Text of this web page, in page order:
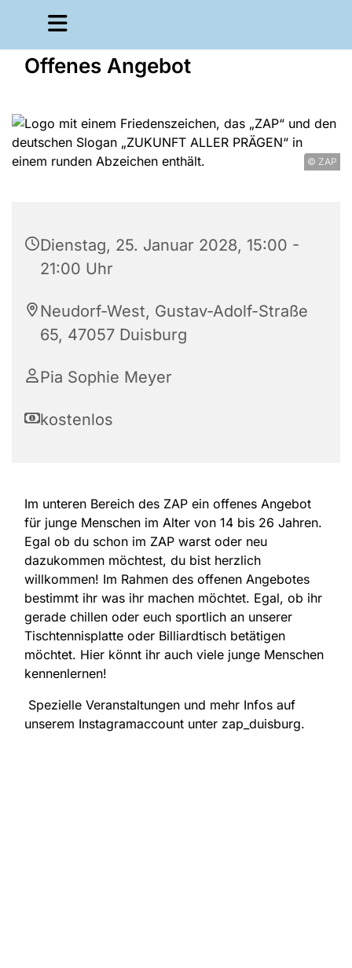
Offenes Angebot
© ZAP
Dienstag, 25. Januar 2028, 15:00 -
21:00 Uhr
Neudorf-West, Gustav-Adolf-Straße
65, 47057 Duisburg
Pia Sophie Meyer
kostenlos
Im unteren Bereich des ZAP ein offenes Angebot
für junge Menschen im Alter von 14 bis 26 Jahren.
Egal ob du schon im ZAP warst oder neu
dazukommen möchtest, du bist herzlich
willkommen! Im Rahmen des offenen Angebotes
bestimmt ihr was ihr machen möchtet. Egal, ob ihr
gerade chillen oder euch sportlich an unserer
Tischtennisplatte oder Billiardtisch betätigen
möchtet. Hier könnt ihr auch viele junge Menschen
kennenlernen!
Spezielle Veranstaltungen und mehr Infos auf
unserem Instagramaccount unter zap_duisburg.